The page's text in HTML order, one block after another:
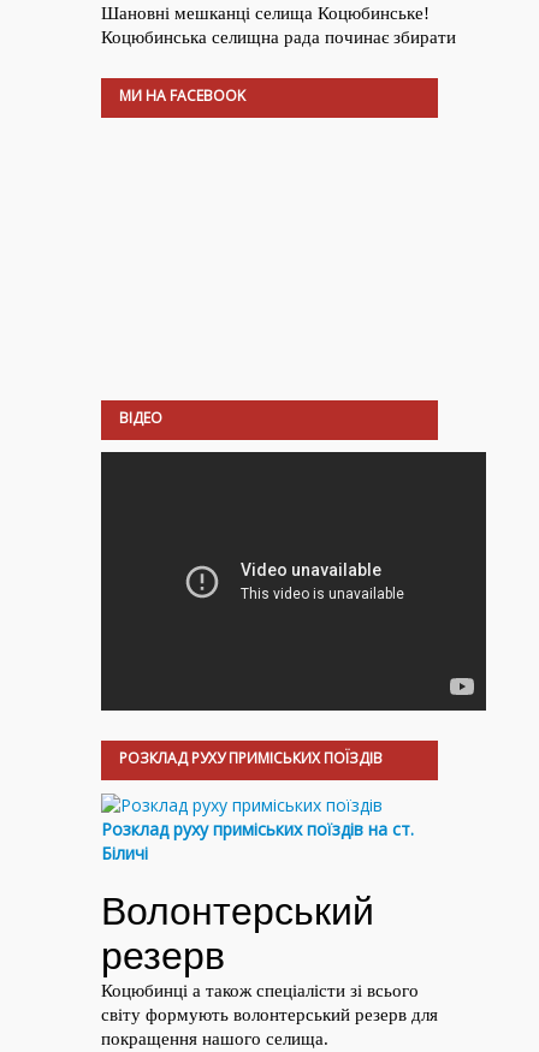
МИ НА FACEBOOK
ВІДЕО
РОЗКЛАД РУХУ ПРИМІСЬКИХ ПОЇЗДІВ
Розклад руху приміських поїздів на ст.
Біличі